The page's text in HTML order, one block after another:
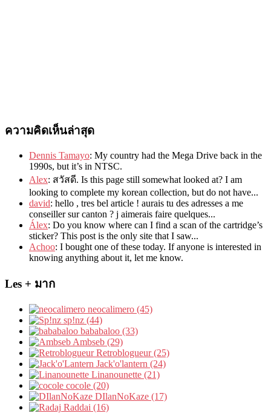
ความคิดเห็นล่าสุด
Dennis Tamayo: My country had the Mega Drive back in the
1990s, but it’s in NTSC.
Alex: สวัสดี. Is this page still somewhat looked at? I am
looking to complete my korean collection, but do not have...
david: hello , tres bel article ! aurais tu des adresses a me
conseiller sur canton ? j aimerais faire quelques...
Álex: Do you know where can I find a scan of the cartridge’s
sticker? This post is the only site that I saw...
Achoo: I bought one of these today. If anyone is interested in
knowing anything about it, let me know.
Les + มาก
neocalimero (45)
sp!nz (44)
bababaloo (33)
Ambseb (29)
Retroblogueur (25)
Jack'o'lantern (24)
Linanounette (21)
cocole (20)
DIlanNoKaze (17)
Raddai (16)